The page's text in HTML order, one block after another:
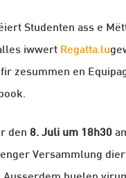
Studenten ass e
iwwert Regatta.lu
zesummen en
den 8. Juli um 18h30
Versammlung